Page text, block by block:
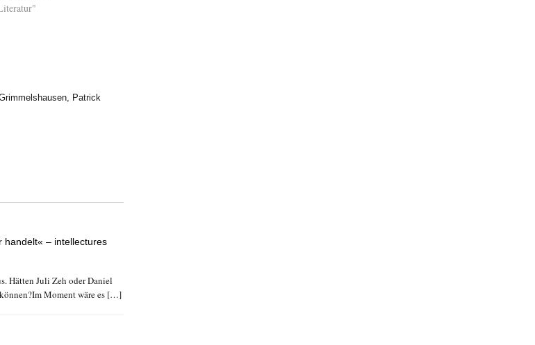
Patrick
handelt« – intellectures
Hätten Juli Zeh oder Daniel
Moment wäre es […]